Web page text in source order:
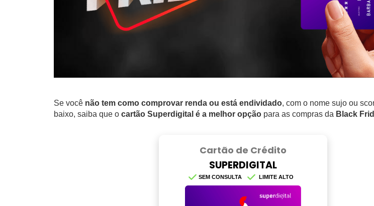
Se você não tem como comprovar renda ou está endividado, com o nome sujo ou
baixo, saiba que o cartão Superdigital é a melhor opção para as compras da Black
Cartão de Crédito
SUPERDIGITAL
SEM CONSULTA LIMITE ALTO